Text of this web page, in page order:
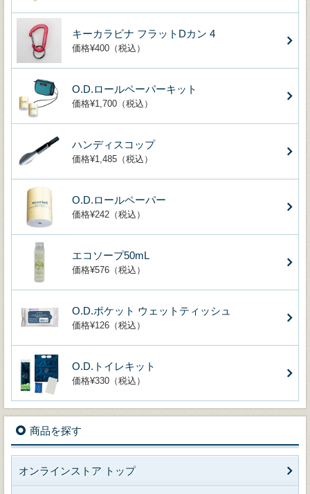
キーカラビナ フラットDカン 4
価格¥400（税込）
O.D.ロールペーパーキット
価格¥1,700（税込）
ハンディスコップ
価格¥1,485（税込）
O.D.ロールペーパー
価格¥242（税込）
エコソープ50mL
価格¥576（税込）
O.D.ポケット ウェットティッシュ
価格¥126（税込）
O.D.トイレキット
価格¥330（税込）
商品を探す
オンラインストア トップ